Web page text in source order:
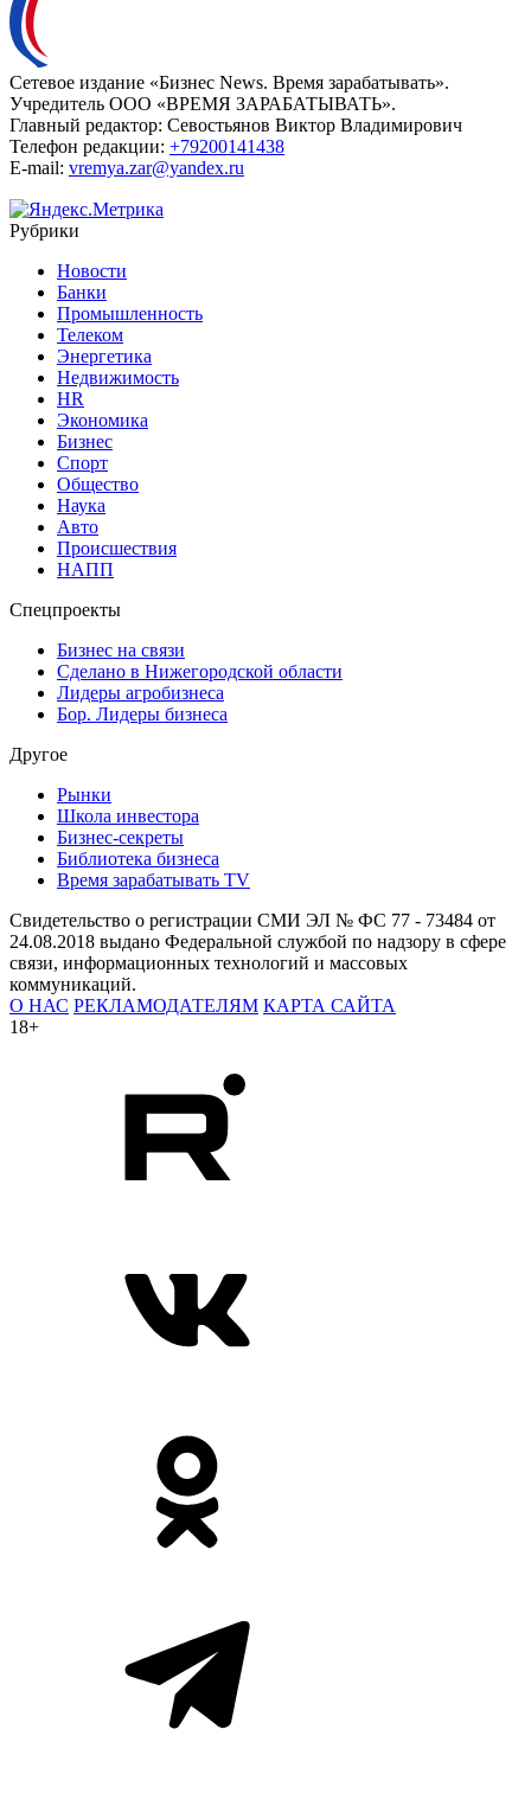
Сетевое издание «Бизнес News. Время зарабатывать».
Учредитель ООО «ВРЕМЯ ЗАРАБАТЫВАТЬ».
Главный редактор: Севостьянов Виктор Владимирович
Телефон редакции: +79200141438
E-mail: vremya.zar@yandex.ru
Рубрики
Новости
Банки
Промышленность
Телеком
Энергетика
Недвижимость
HR
Экономика
Бизнес
Спорт
Общество
Наука
Авто
Происшествия
НАПП
Спецпроекты
Бизнес на связи
Сделано в Нижегородской области
Лидеры агробизнеса
Бор. Лидеры бизнеса
Другое
Рынки
Школа инвестора
Бизнес-секреты
Библиотека бизнеса
Время зарабатывать TV
Свидетельство о регистрации СМИ ЭЛ № ФС 77 - 73484 от
24.08.2018 выдано Федеральной службой по надзору в сфере
связи, информационных технологий и массовых
коммуникаций.
О НАС РЕКЛАМОДАТЕЛЯМ КАРТА САЙТА
18+